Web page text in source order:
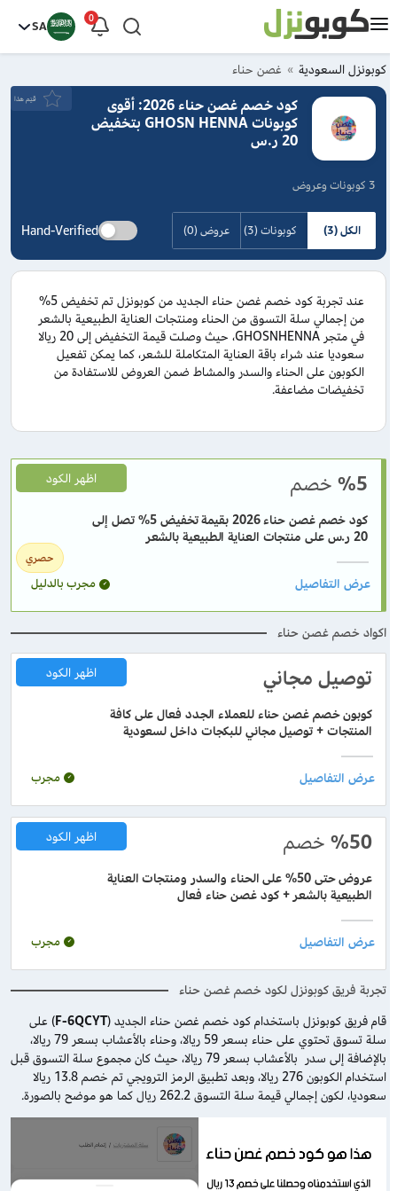
0
SA
كوبونزل السعودية غصن حناء
كود خصم غصن حناء 2026: أقوى
كوبونات GHOSN HENNA بتخفيض
20 ر.س
3 كوبونات وعروض
قيَم هذا
الكل (3) كوبونات (3) عروض (0) Hand-Verified
عند تجربة كود خصم غصن حناء الجديد من كوبونزل تم تخفيض 5%
من إجمالي سلة التسوق من الحناء ومنتجات العناية الطبيعية بالشعر
في متجر GHOSNHENNA، حيث وصلت قيمة التخفيض إلى 20 ريالا
سعوديا عند شراء باقة العناية المتكاملة للشعر، كما يمكن تفعيل
الكوبون على الحناء والسدر والمشاط ضمن العروض للاستفادة من
تخفيضات مضاعفة.
%5 خصم
حصري
كود خصم غصن حناء 2026 بقيمة تخفيض 5% تصل إلى
20 ر.س على منتجات العناية الطبيعية بالشعر
اظهر الكود
مجرب بالدليل
اكواد خصم غصن حناء
توصيل مجاني
كوبون خصم غصن حناء للعملاء الجدد فعال على كافة
المنتجات + توصيل مجاني للبكجات داخل لسعودية
اظهر الكود
مجرب
%50 خصم
عروض حتى 50% على الحناء والسدر ومنتجات العناية
الطبيعية بالشعر + كود غصن حناء فعال
اظهر الكود
مجرب
تجربة فريق كوبونزل لكود خصم غصن حناء
قام فريق كوبونزل باستخدام كود خصم غصن حناء الجديد (F-6QCYT) على
سلة تسوق تحتوي على حناء بسعر 59 ريالا، وحناء بالأعشاب بسعر 79 ريالا،
بالإضافة إلى سدر بالأعشاب بسعر 79 ريالا، حيث كان مجموع سلة التسوق قبل
استخدام الكوبون 276 ريالا، وبعد تطبيق الرمز الترويجي تم خصم 13.8 ريالا
سعوديا، لكون إجمالي قيمة سلة التسوق 262.2 ريال كما هو موضح بالصورة.